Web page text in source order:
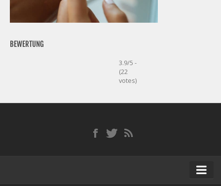
BEWERTUNG
3.9/5 -
(22
votes)